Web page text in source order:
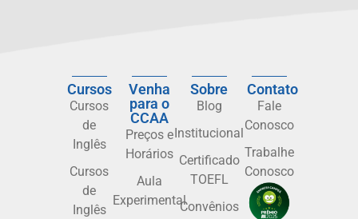
Cursos
Cursos
de
Inglês
Cursos
de
Inglês
Venha
para o
CCAA
Preços e
Horários
Aula
Experimental
Sobre
Blog
Institucional
Certificado
TOEFL
Convênios
Contato
Fale
Conosco
Trabalhe
Conosco